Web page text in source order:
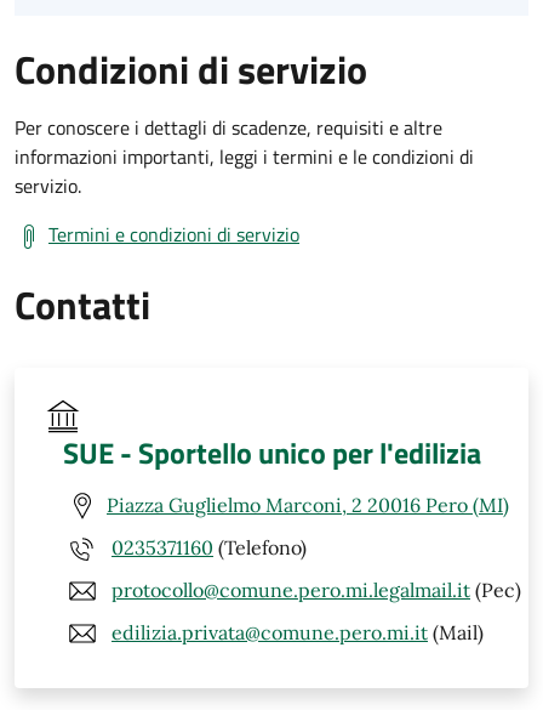
Condizioni di servizio
Per conoscere i dettagli di scadenze, requisiti e altre
informazioni importanti, leggi i termini e le condizioni di
servizio.
Termini e condizioni di servizio
Contatti
SUE - Sportello unico per l'edilizia
Piazza Guglielmo Marconi, 2 20016 Pero (MI)
0235371160 (Telefono)
protocollo@comune.pero.mi.legalmail.it (Pec)
edilizia.privata@comune.pero.mi.it (Mail)